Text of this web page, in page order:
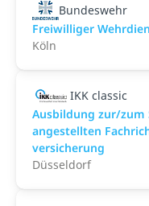
Bundeswehr
Freiwilliger
Köln
IKK classic
Aus­bild­ung zur/zum
angestellten­
versicher­ung
Düsseldorf